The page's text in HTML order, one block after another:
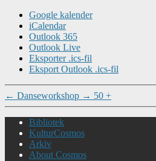
Google kalender
iCalendar
Outlook 365
Outlook Live
Eksporter .ics-fil
Eksport Outlook .ics-fil
← Danseworkshop → 50 +
Bibliotek
KulturCosmos
Arkiv
About Cosmos